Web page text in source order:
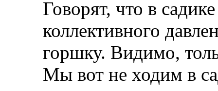
Говорят, что в
коллективного
горшку. Видимо,
Мы вот не ходим в